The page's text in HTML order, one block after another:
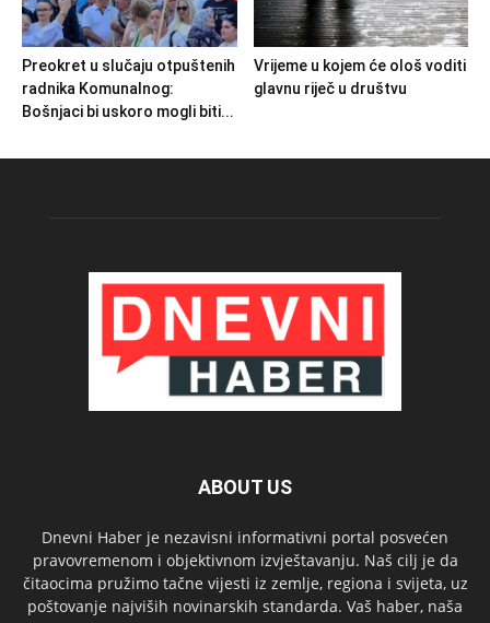
Preokret u slučaju otpuštenih
radnika Komunalnog:
Bošnjaci bi uskoro mogli biti...
Vrijeme u kojem će ološ voditi
glavnu riječ u društvu
ABOUT US
Dnevni Haber je nezavisni informativni portal posvećen
pravovremenom i objektivnom izvještavanju. Naš cilj je da
čitaocima pružimo tačne vijesti iz zemlje, regiona i svijeta, uz
poštovanje najviših novinarskih standarda. Vaš haber, naša